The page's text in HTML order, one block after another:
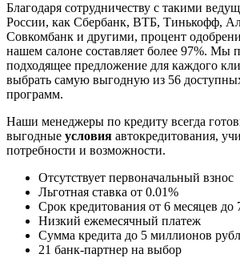
Благодаря сотрудничеству с такими
России, как Сбербанк, ВТБ, Тинькофф,
Совкомбанк и другими, процент
нашем салоне составляет более 97%. Мы
подходящее предложение для каждого
выбрать самую выгодную из 56
программ.
Наши менеджеры по кредиту всегда
выгодные условия автокредитования,
потребности и возможности.
Отсутствует первоначальный взнос
Льготная ставка от 0.01%
Срок кредитования от 6 месяцев до
Низкий ежемесячный платеж
Сумма кредита до 5 миллионов
21 банк-партнер на выбор